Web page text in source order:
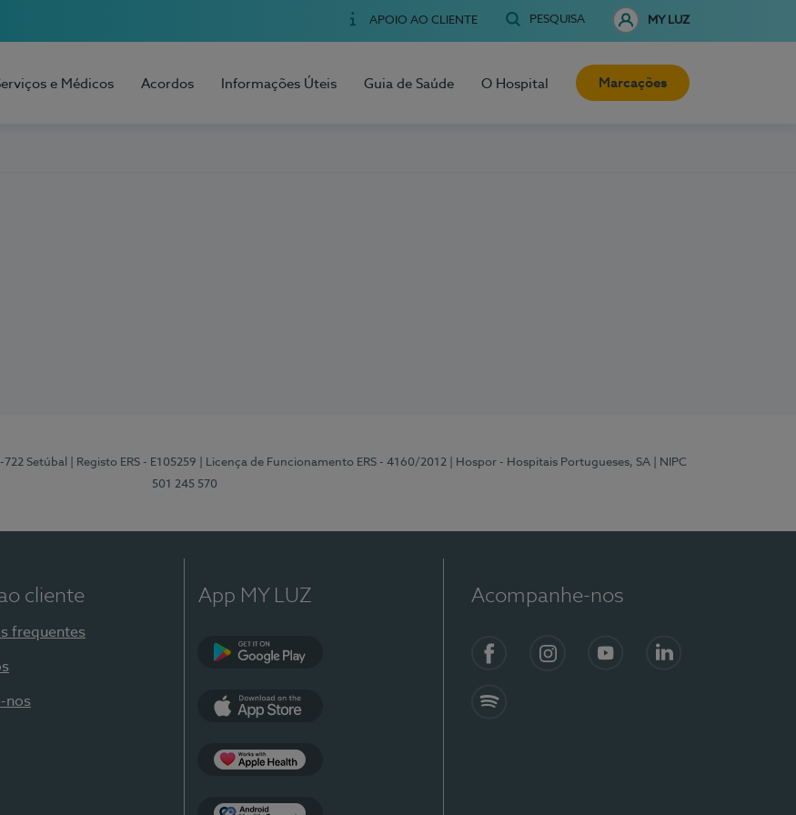
APOIO AO CLIENTE PESQUISA MY LUZ
e Médicos Acordos Informações Úteis Guia de Saúde O Hospital Marcações
Setúbal | Registo ERS - E105259 | Licença de Funcionamento ERS - 4160/2012 | Hospor - Hospitais Portugueses, SA
| NIPC
501 245 570
cliente
frequentes
nos
App MY LUZ Acompanhe-nos